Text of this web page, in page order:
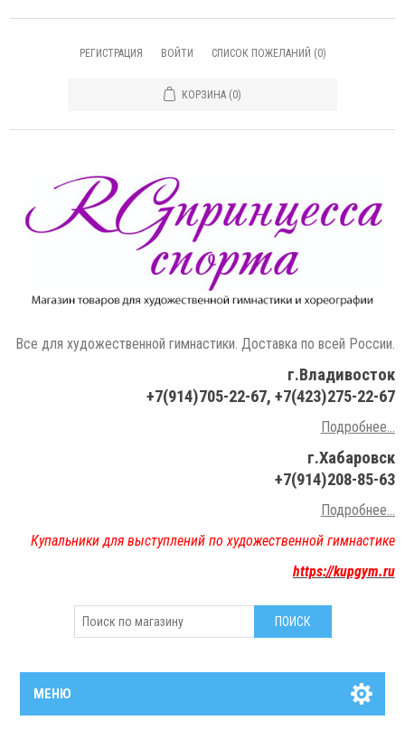
РЕГИСТРАЦИЯ ВОЙТИ СПИСОК ПОЖЕЛАНИЙ (0)
КОРЗИНА (0)
Все для художественной гимнастики. Доставка по всей России.
г.Владивосток
+7(914)705-22-67, +7(423)275-22-67
Подробнее...
г.Хабаровск
+7(914)208-85-63
Подробнее..
Купальники для выступлений по художественной гимнастике
https://kupgym.ru
МЕНЮ